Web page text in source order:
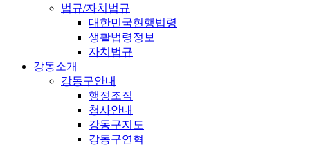
법규/자치법규
대한민국현행법령
생활법령정보
자치법규
강동소개
강동구안내
행정조직
청사안내
강동구지도
강동구연혁